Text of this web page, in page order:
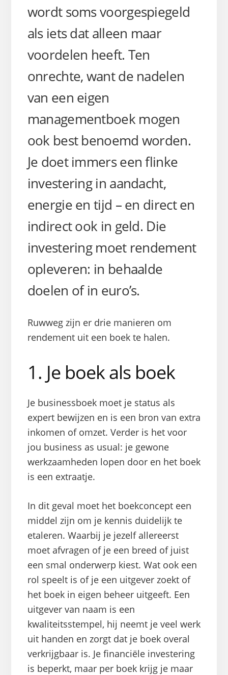
wordt soms voorgespiegeld
als iets dat alleen maar
voordelen heeft. Ten
onrechte, want de nadelen
van een eigen
managementboek mogen
ook best benoemd worden.
Je doet immers een flinke
investering in aandacht,
energie en tijd – en direct en
indirect ook in geld. Die
investering moet rendement
opleveren: in behaalde
doelen of in euro’s.
Ruwweg zijn er drie manieren om
rendement uit een boek te halen.
1. Je boek als boek
Je businessboek moet je status als
expert bewijzen en is een bron van extra
inkomen of omzet. Verder is het voor
jou business as usual: je gewone
werkzaamheden lopen door en het boek
is een extraatje.
In dit geval moet het boekconcept een
middel zijn om je kennis duidelijk te
etaleren. Waarbij je jezelf allereerst
moet afvragen of je een breed of juist
een smal onderwerp kiest. Wat ook een
rol speelt is of je een uitgever zoekt of
het boek in eigen beheer uitgeeft. Een
uitgever van naam is een
kwaliteitsstempel, hij neemt je veel werk
uit handen en zorgt dat je boek overal
verkrijgbaar is. Je financiële investering
is beperkt, maar per boek krijg je maar